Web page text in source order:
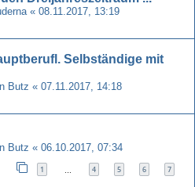
« 08.11.2017, 13:19
Selbständige mit
Butz « 07.11.2017, 14:18
Butz « 06.10.2017, 07:34
1 4 5 6 7